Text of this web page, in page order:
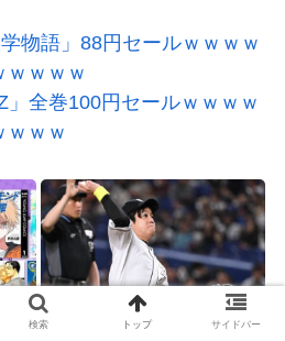
物語」88円セールｗｗｗｗ
ｗｗｗｗ
」全巻100円セールｗｗｗｗ
ｗｗｗ
る
5
ぺこぱ松蔭寺「みんな右とか左と
か拘りすぎ。思想関係なく応援し
検索 トップ サイドバー